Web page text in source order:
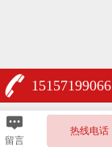
15157199066
留言
热线电话